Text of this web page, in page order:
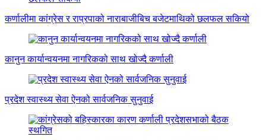
कर्णालीमा कांग्रेस र राप्रपाको नाराबाजीबिच बजेटमाथिको छलफल सकियो
कानुन कार्यान्वयनमा नागरिकको साथ खोज्दै कर्णाली
प्रदेश स्वास्थ्य सेवा ऐनको सार्वजनिक सुनुवाई